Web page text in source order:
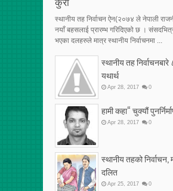
स्थानीय तह निर्वाचन ऐन(२०७४ ले नेपाली
नयाँ बहसलाई प्रारम्भ गरिदिएको छ ।
भएका दलहरुले मात्र स्थानीय निर्वाचनमा ...
स्थानीय तह
यथार्थ
Apr 28, 2017 0
हामी कहा“ चुक्यौं
Apr 28, 2017 0
स्थानीय तहको निर्वाचन,
दलित
Apr 25, 2017 0